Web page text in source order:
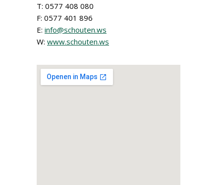
T: 0577 408 080
F: 0577 401 896
E: info@schouten.ws
W: www.schouten.ws